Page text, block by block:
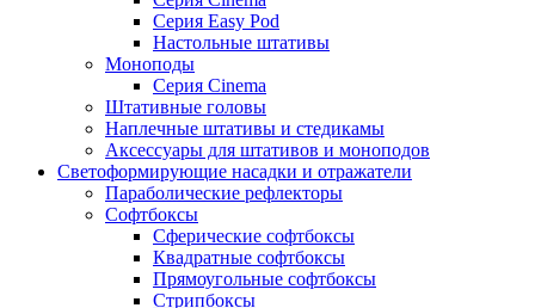
Серия Easy Pod
Настольные штативы
Моноподы
Серия Cinema
Штативные головы
Наплечные штативы и стедикамы
Аксессуары для штативов и моноподов
Светоформирующие насадки и отражатели
Параболические рефлекторы
Софтбоксы
Сферические софтбоксы
Квадратные софтбоксы
Прямоугольные софтбоксы
Стрипбоксы